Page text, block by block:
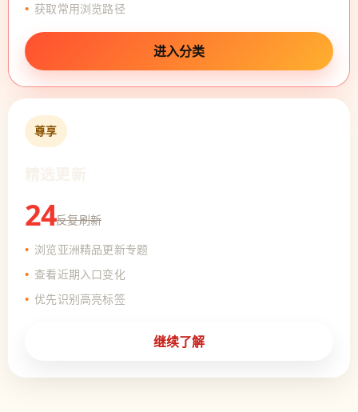
获取常用浏览路径
进入分类
尊享
24反复刷新
浏览亚洲精品更新专题
查看近期入口变化
优先识别高亮标签
继续了解